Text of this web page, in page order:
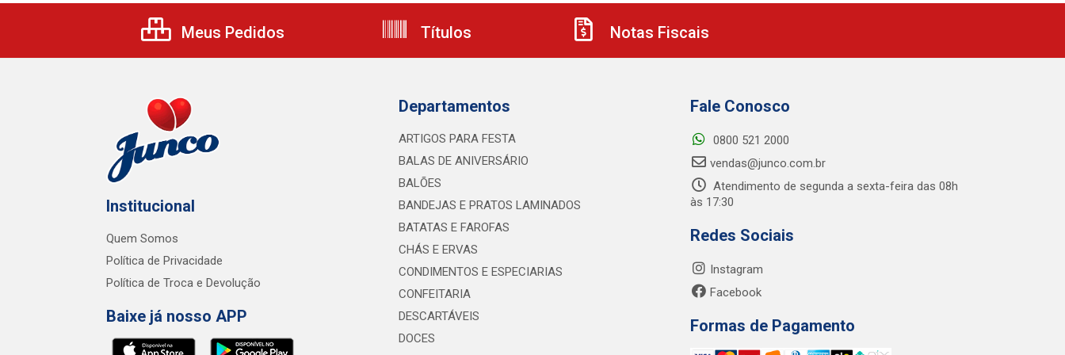
Meus Pedidos Títulos Notas Fiscais
Institucional
Quem Somos
Política de Privacidade
Política de Troca e Devolução
Baixe já nosso APP
Departamentos
ARTIGOS PARA FESTA
BALAS DE ANIVERSÁRIO
BALÕES
BANDEJAS E PRATOS LAMINADOS
BATATAS E FAROFAS
CHÁS E ERVAS
CONDIMENTOS E ESPECIARIAS
CONFEITARIA
DESCARTÁVEIS
DOCES
Fale Conosco
0800 521 2000
vendas@junco.com.br
Atendimento de segunda a sexta-feira das 08h
às 17:30
Redes Sociais
Instagram
Facebook
Formas de Pagamento